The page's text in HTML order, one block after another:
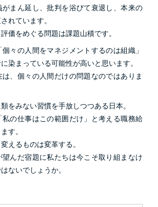
まん延し、批判を浴びて衰退し、本来の
れています。
価をめぐる問題は課題山積です。
々の人間をマネジメントするのは組織」
染まっている可能性が高いと思います。
、個々の人間だけの問題なのではありま
をみない習慣を手放しつつある日本。
私の仕事はこの範囲だけ」と考える職務給
す。
えるものは変革する。
望んだ宿題に私たちは今こそ取り組まなけ
ないでしょうか。